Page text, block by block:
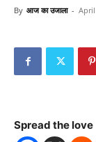
By आज का उजाला -
Spread the love